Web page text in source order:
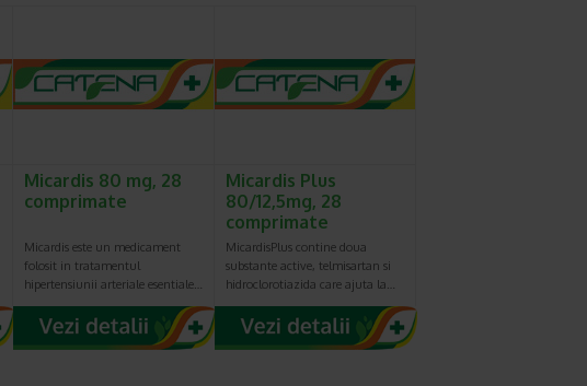
Micardis 80 mg, 28
comprimate
Micardis este un medicament
folosit in tratamentul
hipertensiunii arteriale esentiale…
Micardis Plus
80/12,5mg, 28
comprimate
MicardisPlus contine doua
substante active, telmisartan si
hidroclorotiazida care ajuta la…